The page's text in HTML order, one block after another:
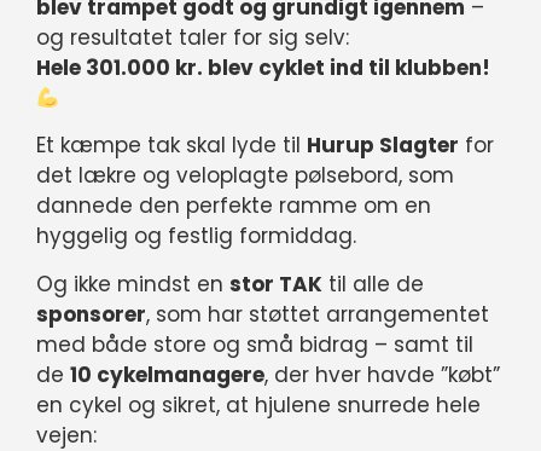
blev trampet godt og grundigt igennem –
og resultatet taler for sig selv:
Hele 301.000 kr. blev cyklet ind til klubben!
Et kæmpe tak skal lyde til Hurup Slagter for
det lækre og veloplagte pølsebord, som
dannede den perfekte ramme om en
hyggelig og festlig formiddag.
Og ikke mindst en stor TAK til alle de
sponsorer, som har støttet arrangementet
med både store og små bidrag – samt til
de 10 cykelmanagere, der hver havde ”købt”
en cykel og sikret, at hjulene snurrede hele
vejen: